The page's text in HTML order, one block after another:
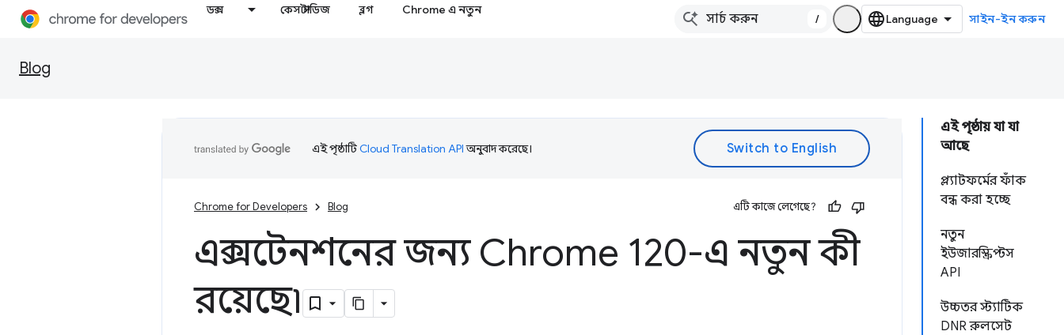
ডক্স কেস স্টাডিজ ব্লগ Chrome এ নতুন
/ সাইন-ইন করুন
Blog
এই পৃষ্ঠায় যা যা
আছে
প্ল্যাটফর্মের ফাঁক
বন্ধ করা হচ্ছে
নতুন
ইউজারস্ক্রিপ্টস
API
উচ্চতর স্ট্যাটিক
DNR রুলসেট
এই পৃষ্ঠাটিCloud Translation APIঅনুবাদ করেছে।
Chrome for Developers Blog এটি কাজে লেগেছে?
এক্সটেনশনের জন্য Chrome 120-এ নতুন কী
রয়েছে৷